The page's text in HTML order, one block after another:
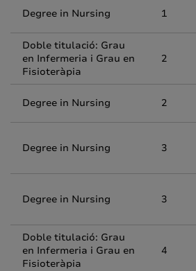
Degree in Nursing 1
Doble titulació: Grau
en Infermeria i Grau en
Fisioteràpia
2
Degree in Nursing 2
Degree in Nursing 3
Degree in Nursing 3
Doble titulació: Grau
en Infermeria i Grau en
Fisioteràpia
4